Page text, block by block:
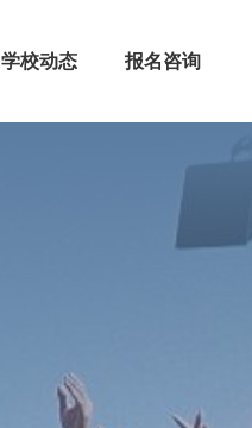
学校动态 报名咨询